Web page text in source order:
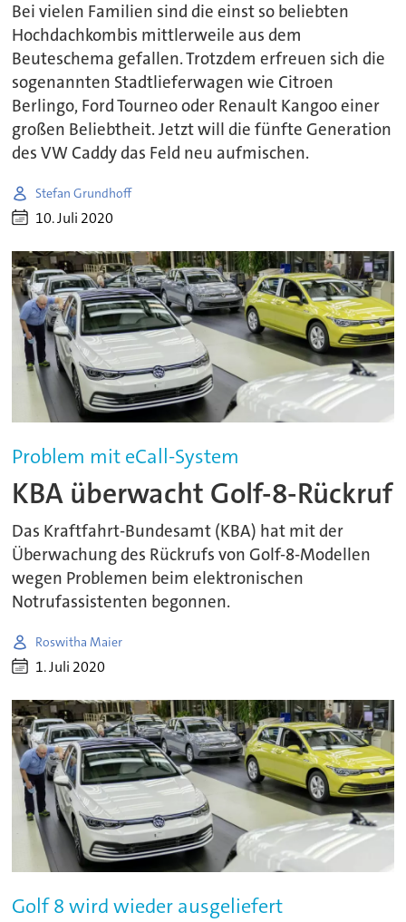
Bei vielen Familien sind die einst so beliebten
Hochdachkombis mittlerweile aus dem
Beuteschema gefallen. Trotzdem erfreuen sich die
sogenannten Stadtlieferwagen wie Citroen
Berlingo, Ford Tourneo oder Renault Kangoo einer
großen Beliebtheit. Jetzt will die fünfte Generation
des VW Caddy das Feld neu aufmischen.
Stefan Grundhoff
10. Juli 2020
Problem mit eCall-System
KBA überwacht Golf-8-Rückruf
Das Kraftfahrt-Bundesamt (KBA) hat mit der
Überwachung des Rückrufs von Golf-8-Modellen
wegen Problemen beim elektronischen
Notrufassistenten begonnen.
Roswitha Maier
1. Juli 2020
Golf 8 wird wieder ausgeliefert